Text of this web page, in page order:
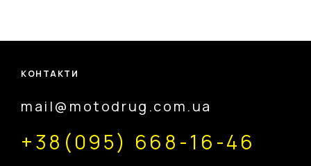
КОНТАКТИ
mail@motodrug.com.ua
+38(095) 668-16-46